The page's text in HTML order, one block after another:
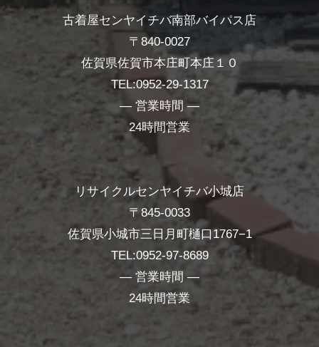
古着屋センヤイチバ南部バイパス店
〒840-0027
佐賀県佐賀市本庄町本庄１０
TEL:0952-29-1317
― 営業時間 ―
24時間営業
リサイクルセンヤイチバ小城店
〒845-0033
佐賀県小城市三日月町樋口1767−1
TEL:0952-97-8689
― 営業時間 ―
24時間営業